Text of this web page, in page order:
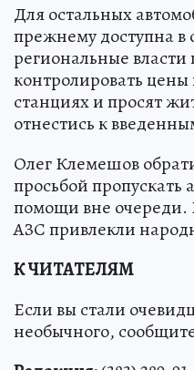
Для остальных
прежнему доступна
региональные
контролировать
станциях и просят
отнестись к
Олег Клемешов
просьбой пропускать
помощи вне очереди.
АЗС привлекли
К ЧИТАТЕЛЯМ
Если вы стали
необычного,